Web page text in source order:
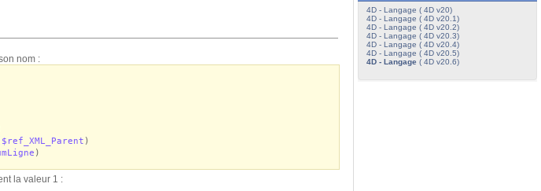
nom :
$ref_XML_Parent )
)
la valeur 1 :
4D - Langage ( 4D v20)
4D - Langage ( 4D v20.1)
4D - Langage ( 4D v20.2)
4D - Langage ( 4D v20.3)
4D - Langage ( 4D v20.4)
4D - Langage ( 4D v20.5)
4D - Langage( 4D v20.6)